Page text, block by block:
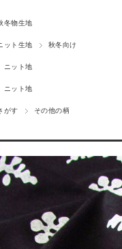
冬物生地
ット生地 秋冬向け
ニット地
ニット地
がす その他の柄